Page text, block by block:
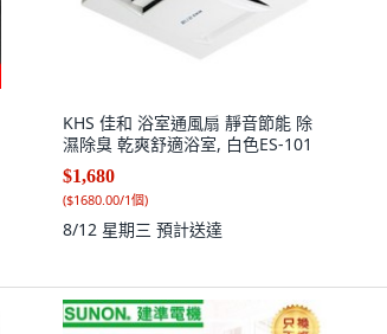
KHS 佳和 浴室通風扇 靜音節能 除
濕除臭 乾爽舒適浴室, 白色ES-101
$1,680
($1680.00/1個)
8/12 星期三 預計送達